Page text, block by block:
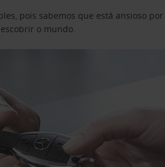
pois sabemos que está ansioso
o mundo.